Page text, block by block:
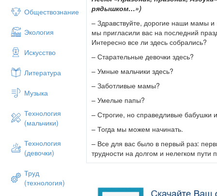
Обществознание
Экология
Искусство
Литература
Музыка
Технология
(мальчики)
Технология
(девочки)
Труд
(технология)
рядышком…»)
– Здравствуйте, дорогие наши мамы
мы пригласили вас на последний
Интересно все ли здесь собрались?
– Старательные девочки здесь?
– Умные мальчики здесь?
– Заботливые мамы?
– Умелые папы?
– Строгие, но справедливые бабушки
– Тогда мы можем начинать.
– Все для вас было в первый раз:
трудности на долгом и нелегком пути